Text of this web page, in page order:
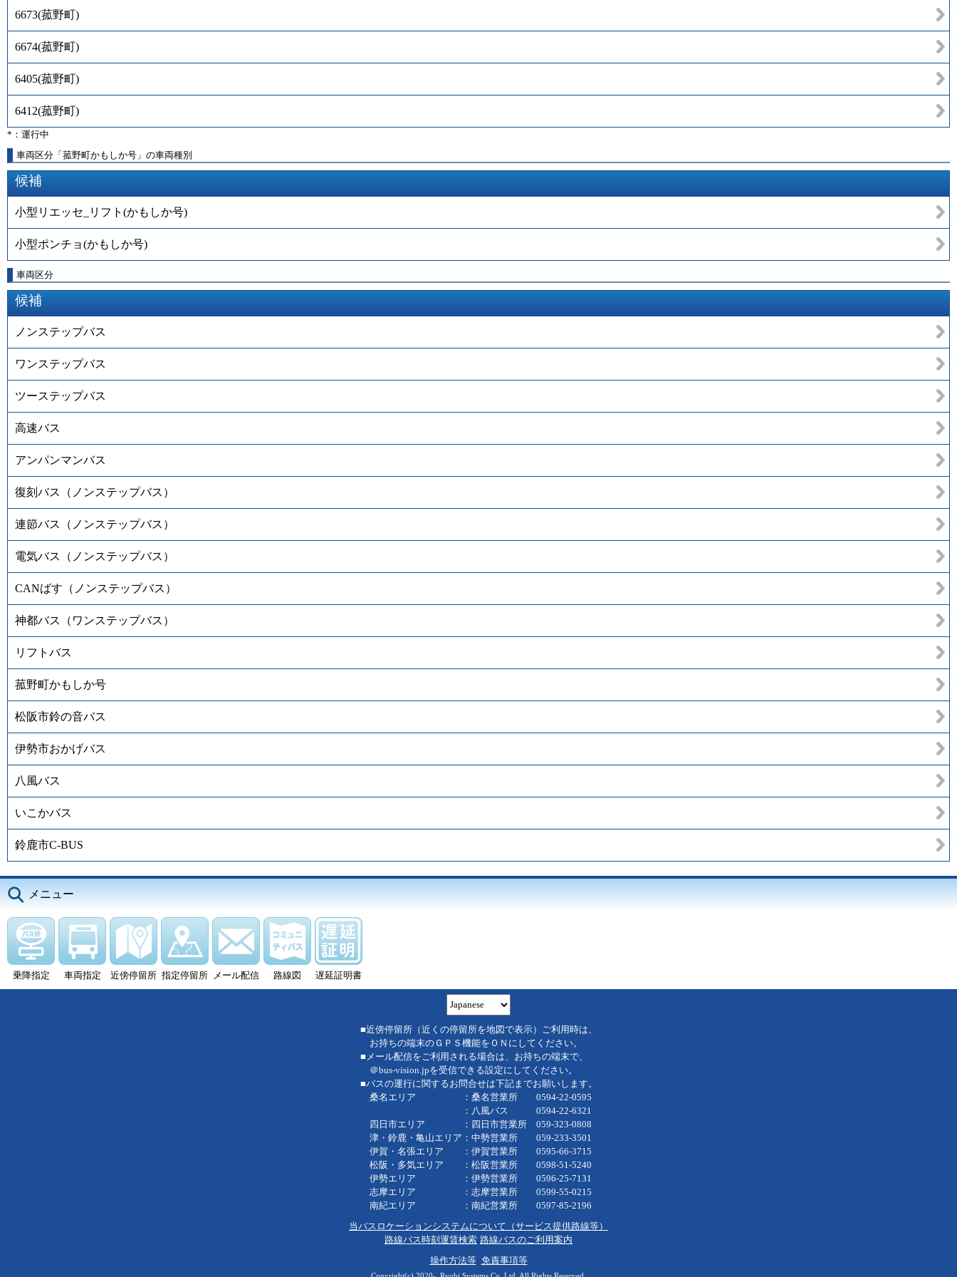
6673(菰野町)
6674(菰野町)
6405(菰野町)
6412(菰野町)
*：運行中
車両区分「菰野町かもしか号」の車両種別
候補
小型リエッセ_リフト(かもしか号)
小型ポンチョ(かもしか号)
車両区分
候補
ノンステップバス
ワンステップバス
ツーステップバス
高速バス
アンパンマンバス
復刻バス（ノンステップバス）
連節バス（ノンステップバス）
電気バス（ノンステップバス）
CANばす（ノンステップバス）
神都バス（ワンステップバス）
リフトバス
菰野町かもしか号
松阪市鈴の音バス
伊勢市おかげバス
八風バス
いこかバス
鈴鹿市C-BUS
メニュー
乗降指定 車両指定 近傍停留所 指定停留所 メール配信 路線図 遅延証明書
■近傍停留所（近くの停留所を地図で表示）ご利用時は、
お持ちの端末のＧＰＳ機能をＯＮにしてください。
■メール配信をご利用される場合は、お持ちの端末で、
＠bus-vision.jpを受信できる設定にしてください。
■バスの運行に関するお問合せは下記までお願いします。
桑名エリア ：桑名営業所 0594-22-0595
：八風バス 0594-22-6321
四日市エリア ：四日市営業所 059-323-0808
津・鈴鹿・亀山エリア：中勢営業所 059-233-3501
伊賀・名張エリア ：伊賀営業所 0595-66-3715
松阪・多気エリア ：松阪営業所 0598-51-5240
伊勢エリア ：伊勢営業所 0596-25-7131
志摩エリア ：志摩営業所 0599-55-0215
南紀エリア ：南紀営業所 0597-85-2196
当バスロケーションシステムについて（サービス提供路線等）
路線バス時刻運賃検索 路線バスのご利用案内
操作方法等 免責事項等